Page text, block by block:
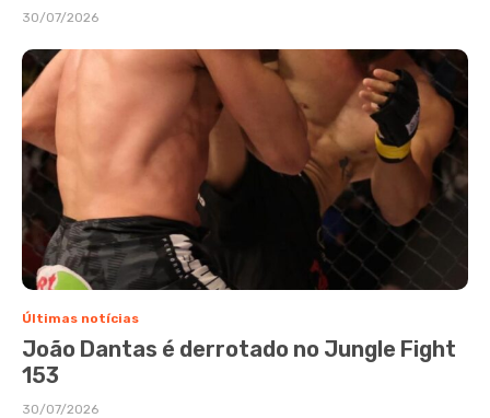
30/07/2026
Últimas notícias
João Dantas é derrotado no Jungle Fight
153
30/07/2026